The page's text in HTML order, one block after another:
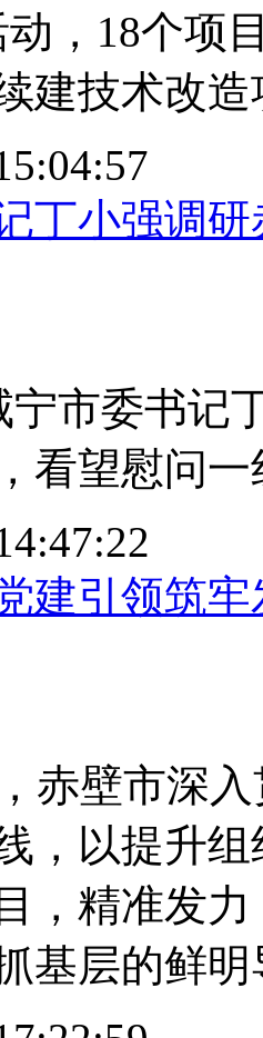
，18个项
建技术改造
丁小强调
宁市委书记
看望慰问
建引领筑
赤壁市深
，以提升
，精准发
基层的鲜明